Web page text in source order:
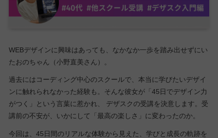
WEBデザインに興味はあっても、なかなか一歩を踏み出せずにい
たおのちゃん（小野直美さん）。
過去にはコーディング中心のスクールで、本当に学びたいデザイ
ンに触れられなかった経験も。そんな彼女が「45日でデザイン力
がつく」という言葉に惹かれ、 デザスクの受講を決意します。受
講前の不安が、いかにして「最高の楽しさ」に変わったのか。
今回は、45日間のリアルな体験から見えた、学びと成長の軌跡を